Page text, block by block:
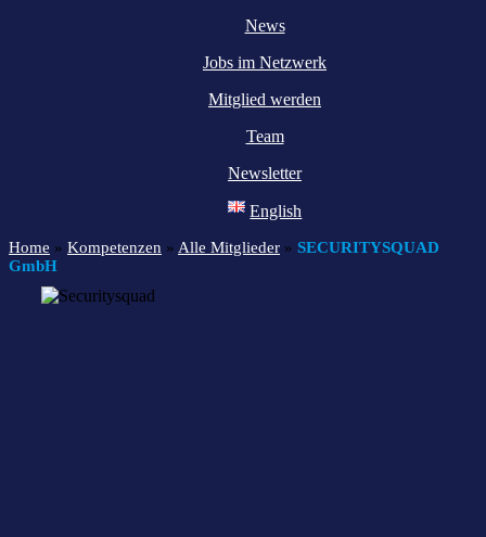
News
Jobs im Netzwerk
Mitglied werden
Team
Newsletter
English
Home » Kompetenzen » Alle Mitglieder » SECURITYSQUAD
GmbH